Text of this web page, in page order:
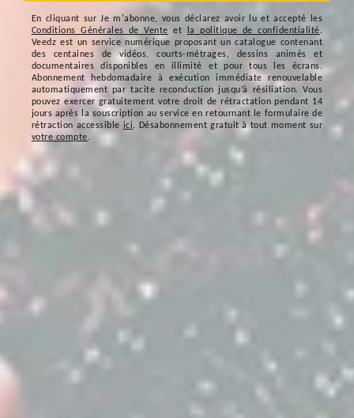
En cliquant surJe m'abonne, vous déclarez avoir lu et accepté les
Conditions Générales de Vente et la politique de confidentialité.
Veedz est un service numérique proposant un catalogue contenant
des centaines de vidéos, courts-métrages, dessins animés et
documentaires disponibles en illimité et pour tous les écrans.
Abonnement hebdomadaire à exécution immédiate renouvelable
automatiquement par tacite reconduction jusqu’à résiliation. Vous
pouvez exercer gratuitement votre droit de rétractation pendant 14
jours après la souscription au service en retournant le formulaire de
rétraction accessible ici. Désabonnement gratuit à tout moment sur
votre compte.